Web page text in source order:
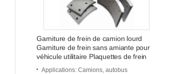
Garniture de frein de camion lourd
Garniture de frein sans amiante pour
véhicule utilitaire Plaquettes de frein
Applications: Camions, autobus